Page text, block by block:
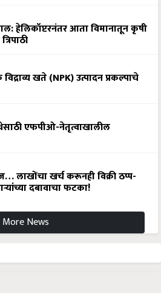
हेलिकॉप्टरनंतर आता विमानातून कृषी
विद्राव्य खते (NPK) उत्पादन प्रकल्पाचे
एफपीओ-नेतृत्वाखालील
लाखोंचा खर्च करूनही विक्री ठप्प-
दबावाचा फटका!
More News